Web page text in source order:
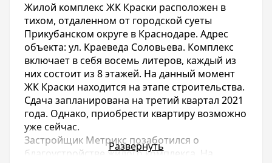
Жилой комплекс ЖК Краски расположен в
тихом, отдаленном от городской суеты
Прикубанском округе в Краснодаре. Адрес
объекта: ул. Краеведа Соловьева. Комплекс
включает в себя восемь литеров, каждый из
них состоит из 8 этажей. На данный момент
ЖК Краски находится на этапе строительства.
Сдача запланирована на третий квартал 2021
года. Однако, приобрести квартиру возможно
уже сейчас.
Застройщик Метрикс позаботился о
благоустройстве жилого комплекса. На
Развернуть